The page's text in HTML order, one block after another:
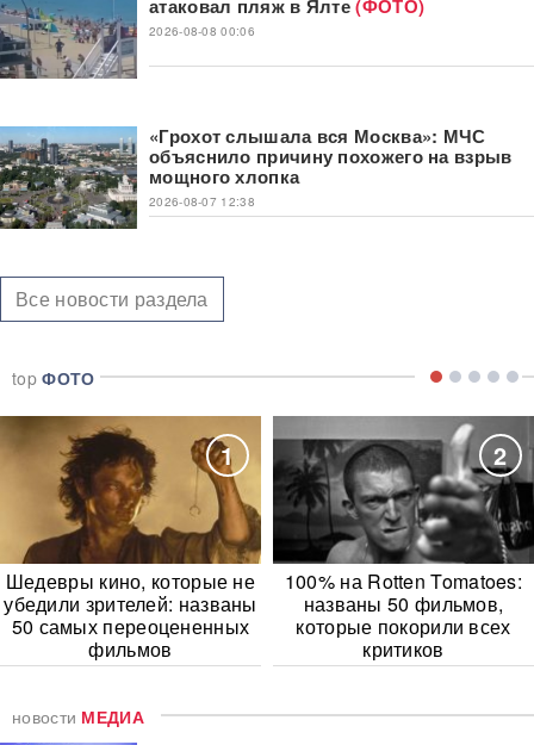
атаковал пляж в Ялте(ФОТО)
2026-08-08 00:06
«Грохот слышала вся Москва»: МЧС
объяснило причину похожего на взрыв
мощного хлопка
2026-08-07 12:38
Все новости раздела
topФОТО
1
Шедевры кино, которые не
убедили зрителей: названы
50 самых переоцененных
фильмов
2
100% на Rotten Tomatoes:
названы 50 фильмов,
которые покорили всех
критиков
новости МЕДИА